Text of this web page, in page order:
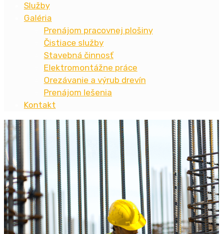
Služby
Galéria
Prenájom pracovnej plošiny
Čistiace služby
Stavebná činnosť
Elektromontážne práce
Orezávanie a výrub drevín
Prenájom lešenia
Kontakt